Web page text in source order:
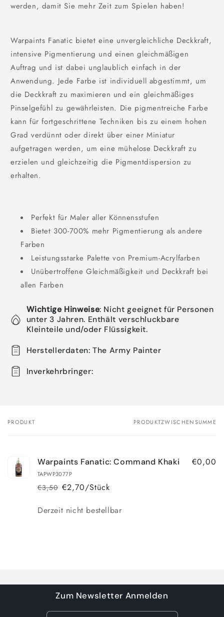
werden, damit Sie mehr Zeit zum Spielen haben!
Warpaints Fanatic bietet eine unvergleichliche Deckkraft,
intensive Pigmentierung und einen gleichmäßigen
Auftrag und ist dabei unglaublich einfach in der
Anwendung. Jede Farbe ist individuell abgestimmt, um
die Deckkraft zu maximieren und ein gleichmäßiges
Pinselgefühl zu gewährleisten. Die pigmentreiche Farbe
kann für fortgeschrittene Techniken bis zu einem hohen
Grad verdünnt oder direkt über einer Miniatur
aufgetragen werden, um eine mühelose Deckkraft zu
erzielen und gleichzeitig die Pigmentdispersion zu
erhalten.
Perfekt für Maler aller Könnensstufen
Bietet 300-700% mehr Pigmentierung als andere
Farben
Leistungsstarke Palette von Premium-Acrylfarben
Unübertroffene Gleichmäßigkeit und Deckkraft bei
allen Farben
Wichtige Hinweise: Nicht geeignet für Personen
unter 3 Jahren. Enthält verschluckbare
Kleinteile und/oder Flüssigkeit.
Herstellerdaten: The Army Painter
Inverkehrbringer:
Dein
PRODUKT PRODUKTZWISCHENSUMME
Warpaints Fanatic: Command Khaki
TAPWP3077P
Normaler
€3,50
Verkaufspreis€2,70/Stück
€0,00
Anzahl
Derzeit nicht bestellbar
Zum Newsletter Anmelden